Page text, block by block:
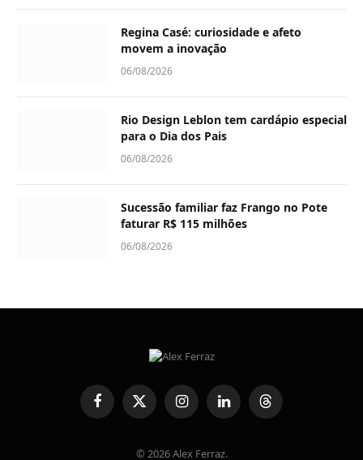
Regina Casé: curiosidade e afeto
movem a inovação
06/08/2026
Rio Design Leblon tem cardápio especial
para o Dia dos Pais
06/08/2026
Sucessão familiar faz Frango no Pote
faturar R$ 115 milhões
06/08/2026
FacebookX
(Twitter)
InstagramLinkedInThreads
© 2026 Alex Ferraz.